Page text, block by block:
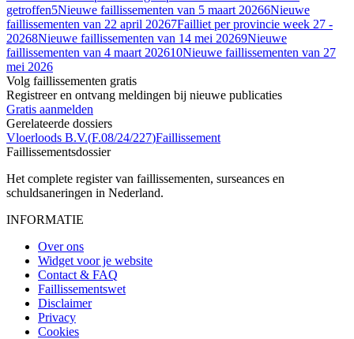
getroffen5Nieuwe faillissementen van 5 maart 20266Nieuwe
faillissementen van 22 april 20267Failliet per provincie week 27 -
20268Nieuwe faillissementen van 14 mei 20269Nieuwe
faillissementen van 4 maart 202610Nieuwe faillissementen van 27
mei 2026
Volg faillissementen gratis
Registreer en ontvang meldingen bij nieuwe publicaties
Gratis aanmelden
Gerelateerde dossiers
Vloerloods B.V.(F.08/24/227)Faillissement
Faillissementsdossier
Het complete register van faillissementen, surseances en
schuldsaneringen in Nederland.
INFORMATIE
Over ons
Widget voor je website
Contact & FAQ
Faillissementswet
Disclaimer
Privacy
Cookies